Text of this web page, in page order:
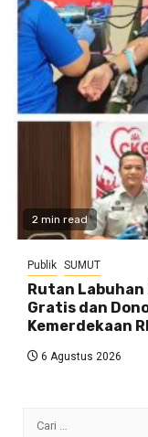
2 min read
Publik SUMUT
Rutan Labuhan
Gratis dan
Kemerdekaan RI
6 Agustus 2026
Cari